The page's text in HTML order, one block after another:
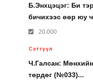
Б.Энхцэцэг: Би
бичихээс өөр юу
20.000
Сэтгүүл
Ч.Галсан:
төрдөг (№033)...